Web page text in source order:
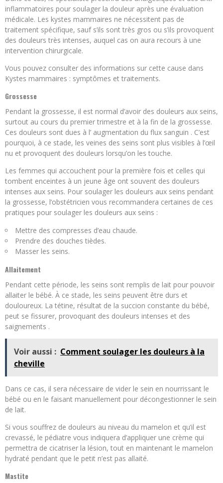
inflammatoires pour soulager la douleur après une évaluation
médicale. Les kystes mammaires ne nécessitent pas de
traitement spécifique, sauf s’ils sont très gros ou s’ils provoquent
des douleurs très intenses, auquel cas on aura recours à une
intervention chirurgicale.
Vous pouvez consulter des informations sur cette cause dans
Kystes mammaires : symptômes et traitements.
Grossesse
Pendant la grossesse, il est normal d’avoir des douleurs aux seins,
surtout au cours du premier trimestre et à la fin de la grossesse.
Ces douleurs sont dues à l’ augmentation du flux sanguin . C’est
pourquoi, à ce stade, les veines des seins sont plus visibles à l’œil
nu et provoquent des douleurs lorsqu’on les touche.
Les femmes qui accouchent pour la première fois et celles qui
tombent enceintes à un jeune âge ont souvent des douleurs
intenses aux seins. Pour soulager les douleurs aux seins pendant
la grossesse, l’obstétricien vous recommandera certaines de ces
pratiques pour soulager les douleurs aux seins :
Mettre des compresses d’eau chaude.
Prendre des douches tièdes.
Masser les seins.
Allaitement
Pendant cette période, les seins sont remplis de lait pour pouvoir
allaiter le bébé. À ce stade, les seins peuvent être durs et
douloureux. La tétine, résultat de la succion constante du bébé,
peut se fissurer, provoquant des douleurs intenses et des
saignements .
Voir aussi : Comment soulager les douleurs à la
cheville
Dans ce cas, il sera nécessaire de vider le sein en nourrissant le
bébé ou en le faisant manuellement pour décongestionner le sein
de lait.
Si vous souffrez de douleurs au niveau du mamelon et qu’il est
crevassé, le pédiatre vous indiquera d’appliquer une crème qui
permettra de cicatriser la lésion, tout en maintenant le mamelon
hydraté pendant que le petit n’est pas allaité.
Mastite